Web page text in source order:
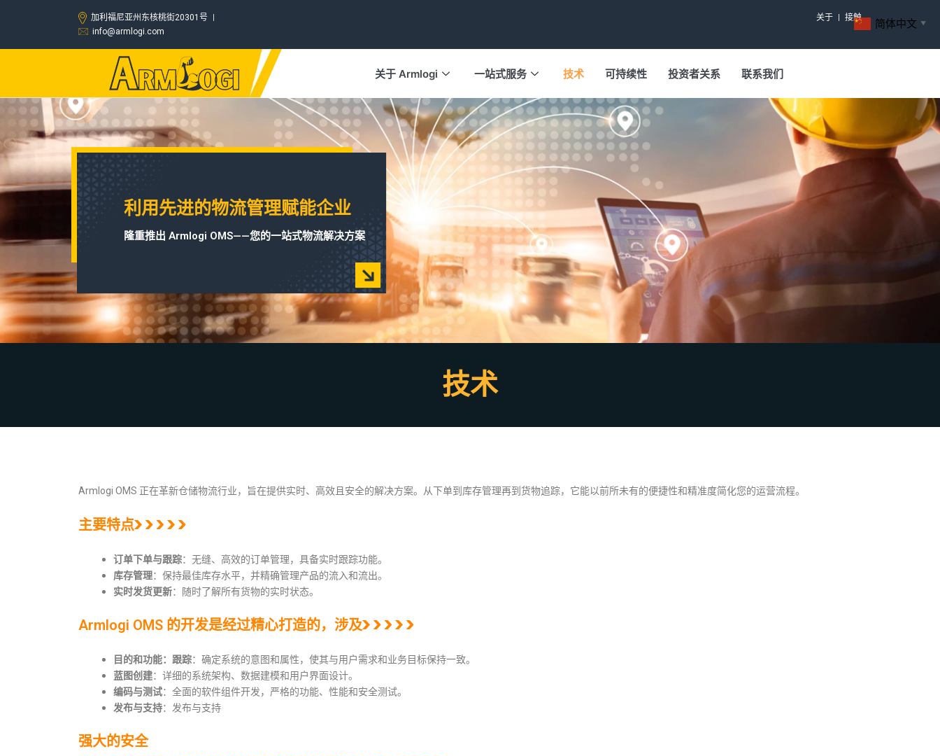
加利福尼亚州东核桃街20301号
info@armlogi.com
关于 接触
关于 Armlogi 一站式服务 技术 可持续性 投资者关系 联系我们
利用先进的物流管理赋能企业
隆重推出 Armlogi OMS——您的一站式物流解决方案
技术
Armlogi OMS 正在革新仓储物流行业，旨在提供实时、高效且安全的解决方案。从下单到库存管理再到货物追踪，它能以前所未有的便捷性和精准度简化您的运营流程。
主要特点
订单下单与跟踪：无缝、高效的订单管理，具备实时跟踪功能。
库存管理：保持最佳库存水平，并精确管理产品的流入和流出。
实时发货更新：随时了解所有货物的实时状态。
Armlogi OMS 的开发是经过精心打造的，涉及
目的和功能：跟踪：确定系统的意图和属性，使其与用户需求和业务目标保持一致。
蓝图创建：详细的系统架构、数据建模和用户界面设计。
编码与测试：全面的软件组件开发，严格的功能、性能和安全测试。
发布与支持：发布与支持
强大的安全
简体中文 ▼